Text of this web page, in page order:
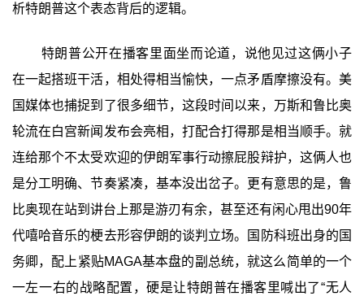
析特朗普这个表态背后的逻辑。
特朗普公开在播客里面坐而论道，说他见过这俩小子
在一起搭班干活，相处得相当愉快，一点矛盾摩擦没有。美
国媒体也捕捉到了很多细节，这段时间以来，万斯和鲁比奥
轮流在白宫新闻发布会亮相，打配合打得那是相当顺手。就
连给那个不太受欢迎的伊朗军事行动擦屁股辩护，这俩人也
是分工明确、节奏紧凑，基本没出岔子。更有意思的是，鲁
比奥现在站到讲台上那是游刃有余，甚至还有闲心甩出90年
代嘻哈音乐的梗去形容伊朗的谈判立场。国防科班出身的国
务卿，配上紧贴MAGA基本盘的副总统，就这么简单的一个
一左一右的战略配置，硬是让特朗普在播客里喊出了“无人